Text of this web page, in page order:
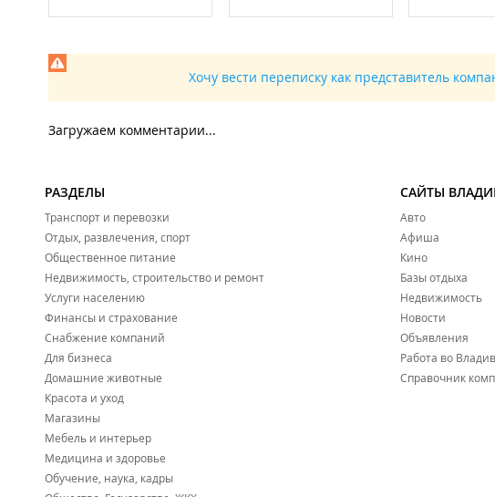
Хочу вести переписку как представитель
Загружаем комментарии...
РАЗДЕЛЫ
Транспорт и перевозки
Отдых, развлечения, спорт
Общественное питание
Недвижимость, строительство и ремонт
Услуги населению
Финансы и страхование
Снабжение компаний
Для бизнеса
Домашние животные
Красота и уход
Магазины
Мебель и интерьер
Медицина и здоровье
Обучение, наука, кадры
САЙТЫ
Авто
Афиша
Кино
Базы отдыха
Недвижимость
Новости
Объявления
Работа во
Справочник